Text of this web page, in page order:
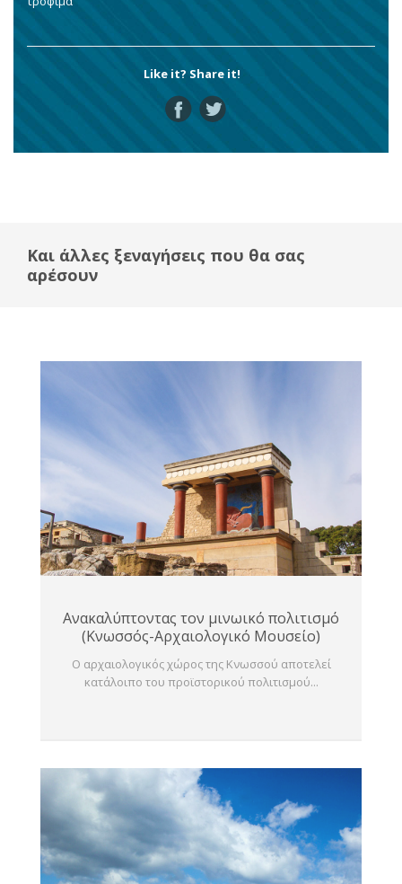
Like it? Share it!
Και άλλες ξεναγήσεις που θα σας
αρέσουν
Ανακαλύπτοντας τον μινωικό πολιτισμό
(Κνωσσός-Αρχαιολογικό Μουσείο)
Ο αρχαιολογικός χώρος της Κνωσσού αποτελεί
κατάλοιπο του προϊστορικού πολιτισμού...